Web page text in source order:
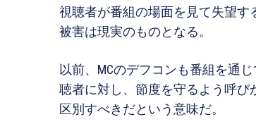
視聴者が番組の場面を見て失望す
被害は現実のものとなる。
以前、MCのデフコンも番組を通
聴者に対し、節度を守るよう呼
区別すべきだという意味だ。